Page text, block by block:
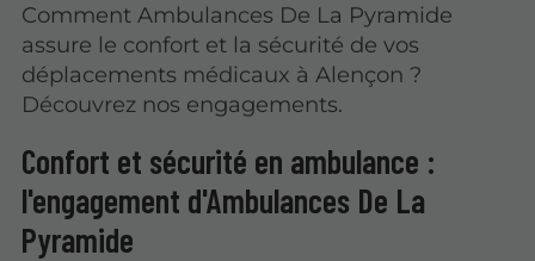
Comment Ambulances De La Pyramide
assure le confort et la sécurité de vos
déplacements médicaux à Alençon ?
Découvrez nos engagements.
Confort et sécurité en ambulance :
l'engagement d'Ambulances De La
Pyramide